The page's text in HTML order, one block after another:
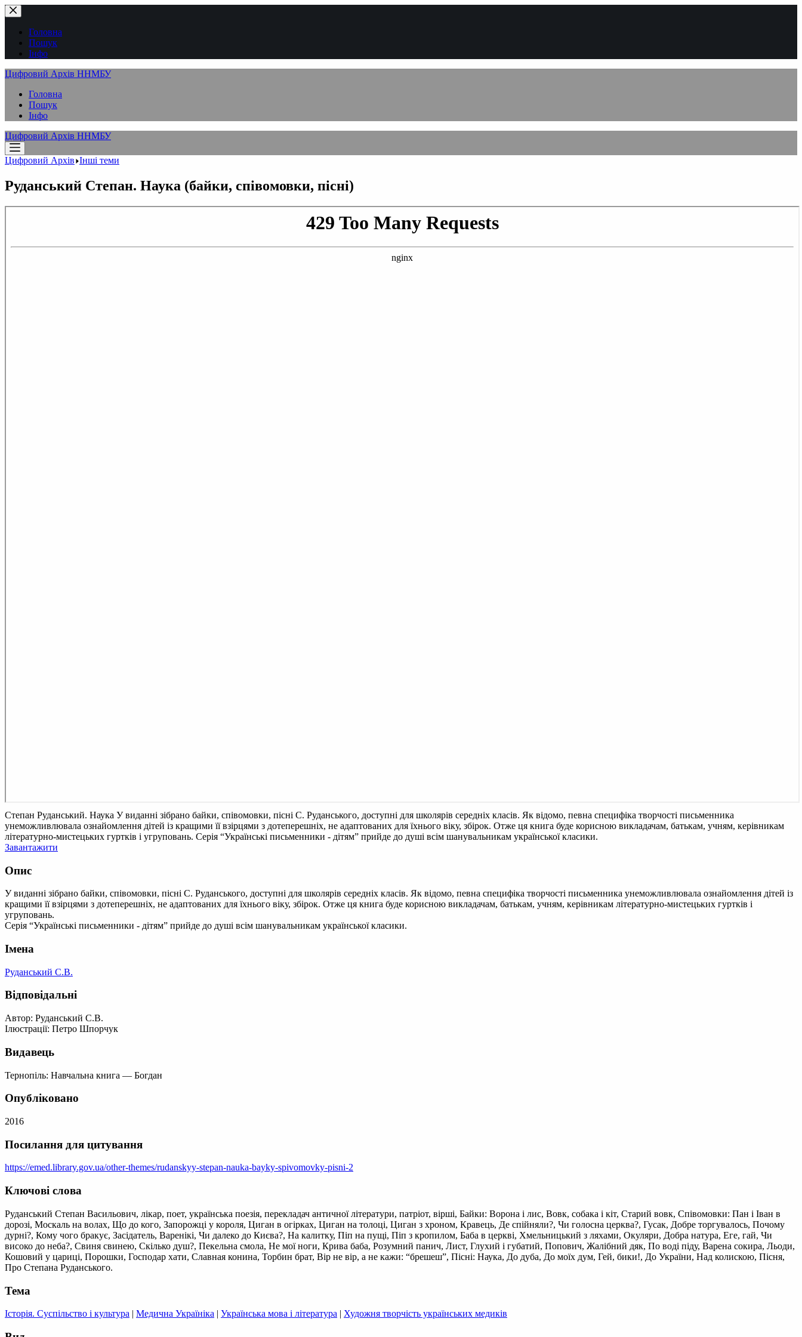
Перейти
до
вмістуГоловна
Пошук
Інфо
Цифровий Архів ННМБУ
Головна
Пошук
Інфо
Цифровий Архів ННМБУ
Цифровий Архів Інші теми
Руданський Степан. Наука (байки, співомовки, пісні)
Степан Руданський. Наука У виданні зібрано байки, співомовки, пісні С. Руданського, доступні для школярів середніх класів. Як відомо, певна специфіка творчості письменника
унеможливлювала ознайомлення дітей із кращими її взірцями з дотеперешніх, не адаптованих для їхнього віку, збірок. Отже ця книга буде корисною викладачам, батькам, учням, керівникам
літературно-мистецьких гуртків і угруповань. Серія “Українські письменники - дітям” прийде до душі всім шанувальникам української класики.
Завантажити
Опис
У виданні зібрано байки, співомовки, пісні С. Руданського, доступні для школярів середніх класів. Як відомо, певна специфіка творчості письменника унеможливлювала ознайомлення дітей із
кращими її взірцями з дотеперешніх, не адаптованих для їхнього віку, збірок. Отже ця книга буде корисною викладачам, батькам, учням, керівникам літературно-мистецьких гуртків і
угруповань.
Серія “Українські письменники - дітям” прийде до душі всім шанувальникам української класики.
Імена
Руданський С.В.
Відповідальні
Автор: Руданський С.В.
Ілюстрації: Петро Шпорчук
Видавець
Тернопіль: Навчальна книга — Богдан
Опубліковано
2016
Посилання для цитування
https://emed.library.gov.ua/other-themes/rudanskyy-stepan-nauka-bayky-spivomovky-pisni-2
Ключові слова
Руданський Степан Васильович, лікар, поет, українська поезія, перекладач античної літератури, патріот, вірші, Байки: Ворона і лис, Вовк, собака і кіт, Старий вовк, Співомовки: Пан і Іван в
дорозі, Москаль на волах, Що до кого, Запорожці у короля, Циган в огірках, Циган на толоці, Циган з хроном, Кравець, Де спійняли?, Чи голосна церква?, Гусак, Добре торгувалось, Почому
дурні?, Кому чого бракує, Засідатель, Варенікі, Чи далеко до Києва?, На калитку, Піп на пущі, Піп з кропилом, Баба в церкві, Хмельницький з ляхами, Окуляри, Добра натура, Еге, гай, Чи
високо до неба?, Свиня свинею, Скілько душ?, Пекельна смола, Не мої ноги, Крива баба, Розумний панич, Лист, Глухий і губатий, Попович, Жалібний дяк, По воді піду, Варена сокира, Льоди,
Кошовий у цариці, Порошки, Господар хати, Славная конина, Торбин брат, Вір не вір, а не кажи: “брешеш”, Пісні: Наука, До дуба, До моїх дум, Гей, бики!, До України, Над колискою, Пісня,
Про Степана Руданського.
Тема
Історія. Суспільство і культура | Медична Україніка | Українська мова і література | Художня творчість українських медиків